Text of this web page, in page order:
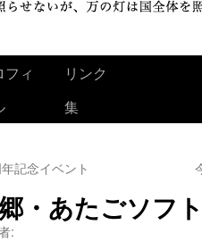
フィ
リンク
集
記念イベント
・あたごソフ
: